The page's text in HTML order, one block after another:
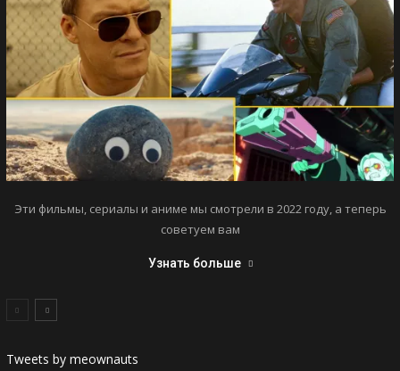
Эти фильмы, сериалы и аниме мы смотрели в 2022 году, а теперь
советуем вам
Узнать больше
Tweets by meownauts